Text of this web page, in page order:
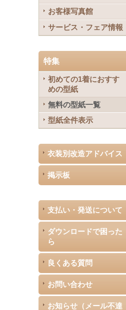
お客様写真館
サービス・フェア情報
特集
初めての1着におすす
めの型紙
無料の型紙一覧
型紙全件表示
衣装別改造アドバイス
掲示板
支払い・発送について
ダウンロードで困った
ら
良くある質問
お問い合わせ
お知らせ（メール不達